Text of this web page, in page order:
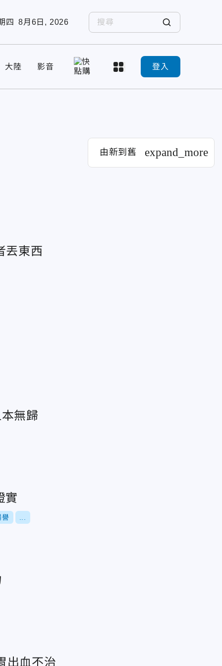
四 8月6日, 2026
大陸 影音 登入
由新到舊 expand_more
丟東西
無歸
實
譽
出血不治